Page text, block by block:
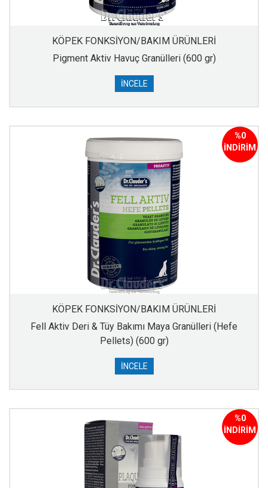
KÖPEK FONKSİYON/BAKIM ÜRÜNLERİ
Pigment Aktiv Havuç Granülleri (600 gr)
İNCELE
%0
İNDİRİM
KÖPEK FONKSİYON/BAKIM ÜRÜNLERİ
Fell Aktiv Deri & Tüy Bakımı Maya Granülleri (Hefe
Pellets) (600 gr)
İNCELE
%0
İNDİRİM